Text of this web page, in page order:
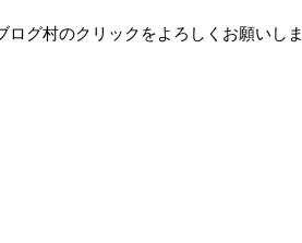
グ村のクリックをよろしくお願いしま